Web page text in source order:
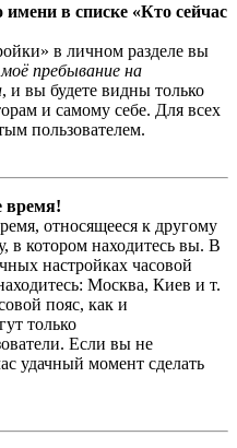
в списке «Кто сейчас
в личном разделе вы
пребывание на
, и вы будете видны только
и самому себе. Для всех
пользователем.
время!
относящееся к другому
в котором находитесь вы. В
настройках часовой
Москва, Киев и т.
пояс, как и
только
Если вы не
удачный момент сделать